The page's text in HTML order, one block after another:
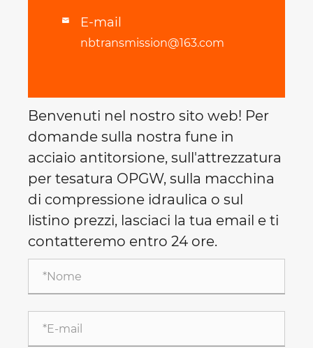
 E-mail
nbtransmission@163.com
Benvenuti nel nostro sito web! Per
domande sulla nostra fune in
acciaio antitorsione, sull'attrezzatura
per tesatura OPGW, sulla macchina
di compressione idraulica o sul
listino prezzi, lasciaci la tua email e ti
contatteremo entro 24 ore.